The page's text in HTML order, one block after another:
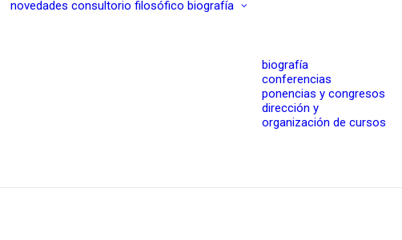
novedades consultorio filosófico biografía
biografía
conferencias
ponencias y congresos
dirección y
organización de cursos